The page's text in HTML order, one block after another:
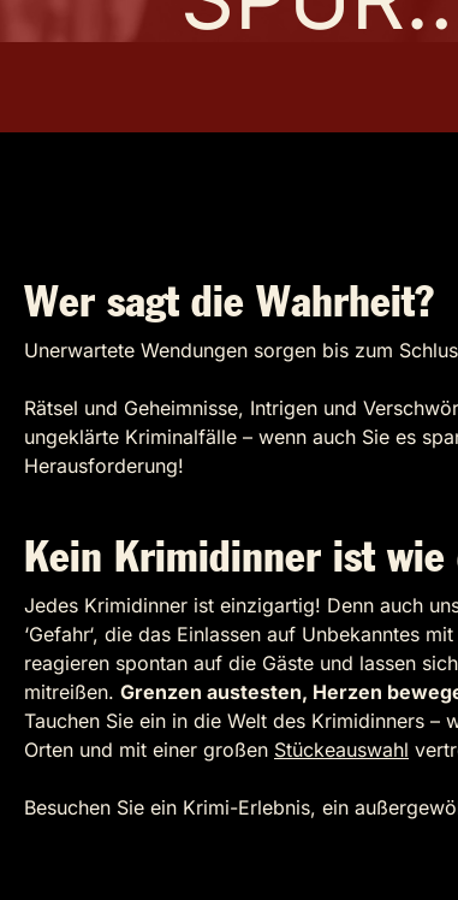
Wer sagt die Wahrheit?
Unerwartete Wendungen sorgen bis zum
Rätsel und Geheimnisse, Intrigen und
ungeklärte Kriminalfälle – wenn auch Sie es
Herausforderung!
Kein Krimidinner ist wie
Jedes Krimidinner ist einzigartig! Denn auch
‘Gefahr‘, die das Einlassen auf Unbekanntes
reagieren spontan auf die Gäste und lassen
mitreißen. Grenzen austesten, Herzen
Tauchen Sie ein in die Welt des Krimidinners –
Orten und mit einer großen Stückeauswahl
Besuchen Sie ein Krimi-Erlebnis, ein